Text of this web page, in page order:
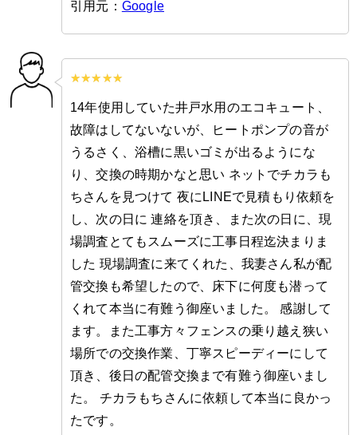
引用元： Google
14年使用していた井戸水用のエコキュート、
故障はしてないないが、ヒートポンプの音が
うるさく、浴槽に黒いゴミが出るようにな
り、交換の時期かなと思い ネットでチカラも
ちさんを見つけて 夜にLINEで見積もり依頼を
し、次の日に 連絡を頂き、また次の日に、現
場調査とてもスムーズに工事日程迄決まりま
した 現場調査に来てくれた、我妻さん私が配
管交換も希望したので、床下に何度も潜って
くれて本当に有難う御座いました。 感謝して
ます。また工事方々フェンスの乗り越え狭い
場所での交換作業、丁寧スピーディーにして
頂き、後日の配管交換まで有難う御座いまし
た。 チカラもちさんに依頼して本当に良かっ
たです。